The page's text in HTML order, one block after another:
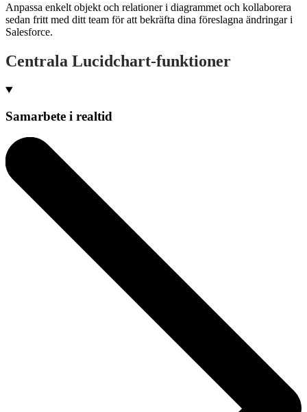
Anpassa enkelt objekt och relationer i diagrammet och kollaborera
sedan fritt med ditt team för att bekräfta dina föreslagna ändringar i
Salesforce.
Centrala Lucidchart-funktioner
Samarbete i realtid